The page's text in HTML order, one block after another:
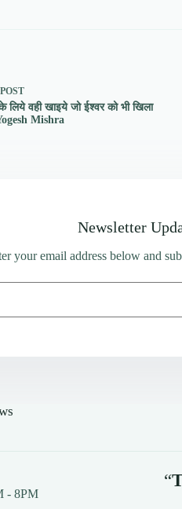
POST
लिये वही खाइये जो ईश्वर को भी खिला
Mishra
Newsletter
your email address below and
- 8PM
“